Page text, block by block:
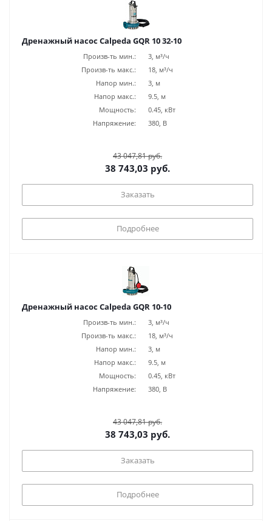
Дренажный насос Calpeda GQR 10 32-10
Произв-ть мин.:
3, м³/ч
Произв-ть макс.:
18, м³/ч
Напор мин.:
3, м
Напор макс.:
9.5, м
Мощность:
0.45, кВт
Напряжение:
380, В
43 047,81 руб.
38 743,03 руб.
Заказать
Подробнее
Дренажный насос Calpeda GQR 10-10
Произв-ть мин.:
3, м³/ч
Произв-ть макс.:
18, м³/ч
Напор мин.:
3, м
Напор макс.:
9.5, м
Мощность:
0.45, кВт
Напряжение:
380, В
43 047,81 руб.
38 743,03 руб.
Заказать
Подробнее